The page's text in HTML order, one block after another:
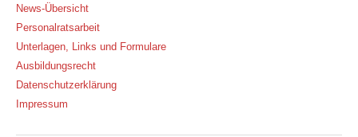
News-Übersicht
Personalratsarbeit
Unterlagen, Links und Formulare
Ausbildungsrecht
Datenschutzerklärung
Impressum